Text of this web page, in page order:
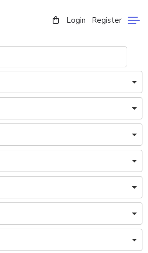
Login Register